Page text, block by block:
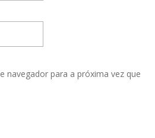
navegador para a próxima vez que